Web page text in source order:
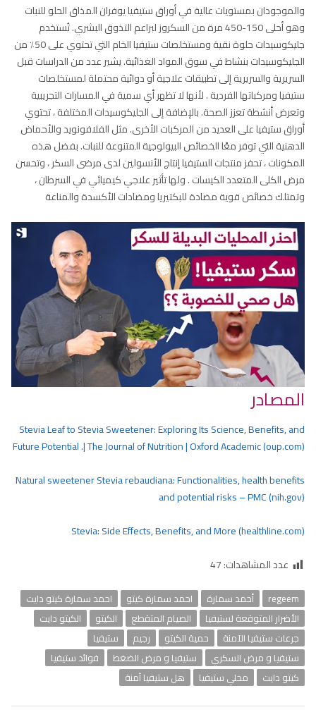
والموجودان بمستويات عالية في أوراق ستيفيا يوفران المذاق الحلو للنبات
وهو أحلى 150-450 مرة من السكروز لبراعم التذوق البشري. تُستخدم
جليكوسيدات حلوة نقية ومستخلصات ستيفيا الخام التي تحتوي على 50٪ من
الجليكوسيدات بنشاط في سوق المواد الغذائية. يشير عدد من الدراسات قبل
السريرية والسريرية إلى تطبيقات علاجية أو دوائية محتملة لمستخلصات
ستيفيا ومركباتها الفردية . لأنها لا تظهر أي سمية في المسارات التجريبية
وتعرض أنشطة تعزز الصحة. بالإضافة إلى الجليكوسيدات المختلفة ، تحتوي
أوراق ستيفيا على العديد من المركبات الأخرى. مثل الفلافونويد والأحماض
الدهنية التي توفر معًا الخصائص البيولوجية المتنوعة للنبات. بفضل هذه
المكونات ، تحفز منتجات الستيفيا إنتاج الأنسولين لدى مرضى السكر ، وتحسن
مرض الكلى المتعدد الكيسات . ولها تأثير علاجي كيميائي في السرطان ،
وتمتلك خصائص قوية مضادة للبكتيريا ومضادات الأكسدة والمناعة
المصادر
Stevia Leaf to Stevia Sweetener: Exploring Its Science, Benefits, and
Future Potential .| The Journal of Nutrition | Oxford Academic (oup.com)
Natural sweetener Stevia rebaudiana: Functionalities, health benefits
and potential risks – PMC (nih.gov)
Stevia: Side Effects, Benefits, and More (healthline.com)
عدد المشاهدات:47
regeem أحمد سمارة احمد سمارة كيتو
احمد سمارة كيتو دايت
الأضرار المتوقعة لستيفيا
الصيام المتقطع الكيتو
الكيتو دايت
جرعات ستيفيا الآمنة
حمية الكيتو رجيم
ستيفيا
ستيفيا و مرض السكري
ستيفيا و مرض الضغط
فوائد ستيفيا
كيتو دايت
محلي ستيفيا هل ستيفيا آمنة